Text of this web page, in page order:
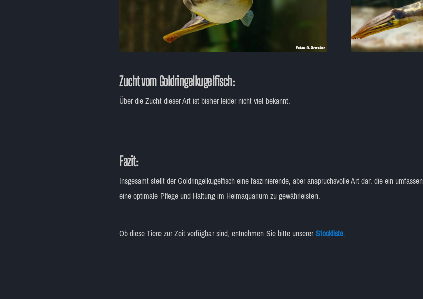
Zucht vom Goldringelkugelfisch:
Über die Zucht dieser Art ist bisher leider nicht viel bekannt.
Fazit:
Insgesamt stellt der Goldringelkugelfisch eine faszinierende, aber anspruchsvolle Art dar, die ein
eine optimale Pflege und Haltung im Heimaquarium zu gewährleisten.
Ob diese Tiere zur Zeit verfügbar sind, entnehmen Sie bitte unsererStockliste.